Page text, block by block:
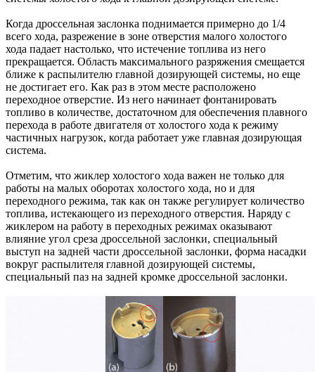
Когда дроссельная заслонка поднимается примерно до 1/4
всего хода, разрежение в зоне отверстия малого холостого
хода падает настолько, что истечение топлива из него
прекращается. Область максимального разряжения смещается
ближе к распылителю главной дозирующей системы, но еще
не достигает его. Как раз в этом месте расположено
переходное отверстие. Из него начинает фонтанировать
топливо в количестве, достаточном для обеспечения плавного
перехода в работе двигателя от холостого хода к режиму
частичных нагрузок, когда работает уже главная дозирующая
система.
Отметим, что жиклер холостого хода важен не только для
работы на малых оборотах холостого хода, но и для
переходного режима, так как он также регулирует количество
топлива, истекающего из переходного отверстия. Наряду с
жиклером на работу в переходных режимах оказывают
влияние угол среза дроссельной заслонки, специальный
выступ на задней части дроссельной заслонки, форма насадки
вокруг распылителя главной дозирующей системы,
специальный паз на задней кромке дроссельной заслонки.